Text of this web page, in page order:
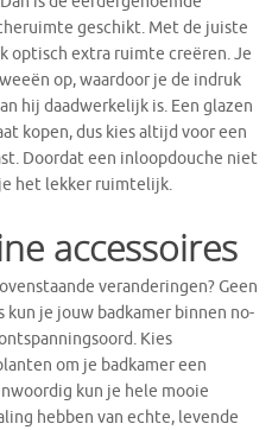
geschikt. Met de juiste
optisch extra ruimte creëren. Je
op, waardoor je de indruk
hij daadwerkelijk is. Een glazen
kopen, dus kies altijd voor een
Doordat een inloopdouche niet
het lekker ruimtelijk.
accessoires
veranderingen? Geen
je jouw badkamer binnen no-
Kies
om je badkamer een
kun je hele mooie
hebben van echte, levende